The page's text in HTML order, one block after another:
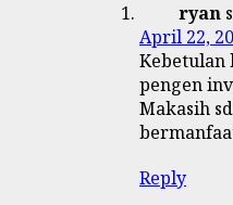
ryan
April 22,
Kebetulan
pengen
Makasih
Reply